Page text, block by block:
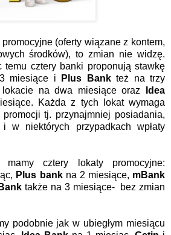
(oferty wiązane z kontem,
środków), to zmian nie widzę.
temu cztery banki proponują stawkę
miesiące i Plus Bankteż na trzy
na dwa miesiące oraz
Idea
Każda z tych lokat wymaga
promocji tj. przynajmniej posiadania,
i w niektórych przypadkach wpłaty
cztery lokaty promocyjne:
Plus bankna 2 miesiące, mBank
także na 3 miesiące- bez zmian
podobnie jak w ubiegłym miesiącu